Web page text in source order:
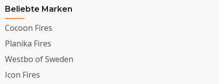
Beliebte Marken
Cocoon Fires
Planika Fires
Westbo of Sweden
Icon Fires